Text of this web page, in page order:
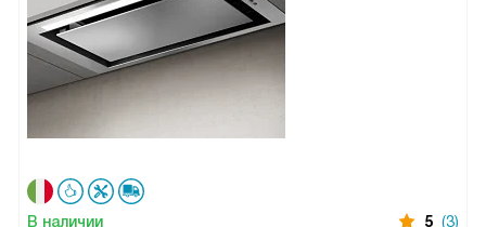
В наличии 5 (3)